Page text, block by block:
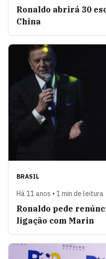
Ronaldo abrirá 30
China
BRASIL
Há 11 anos • 1 min de leitura
Ronaldo pede
ligação com Marin